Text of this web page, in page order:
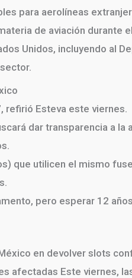
para aerolíneas
de aviación durante
Unidos, incluyendo al
refirió Esteva este viernes.
dar transparencia a la
que utilicen el mismo
pero esperar 12
en devolver slots
afectadas Este viernes,